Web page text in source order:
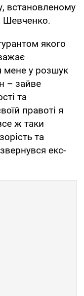
встановленому
Шевченко.
якого
мене у розшук
– зайве
та
правоті я
ж таки
та
екс-